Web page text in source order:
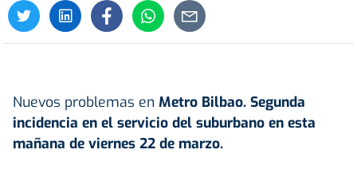
Nuevos problemas en Metro Bilbao. Segunda
incidencia en el servicio del suburbano en esta
mañana de viernes 22 de marzo.